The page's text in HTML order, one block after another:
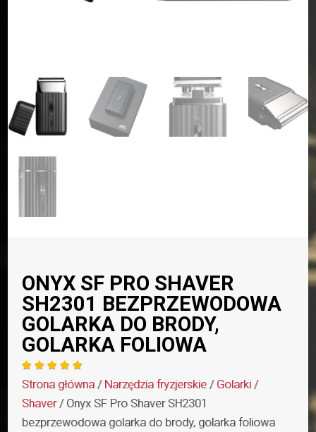
ONYX SF PRO SHAVER
SH2301 BEZPRZEWODOWA
GOLARKA DO BRODY,
GOLARKA FOLIOWA
    
Strona główna / Narzędzia fryzjerskie / Golarki /
Shaver/ Onyx SF Pro Shaver SH2301
bezprzewodowa golarka do brody, golarka foliowa